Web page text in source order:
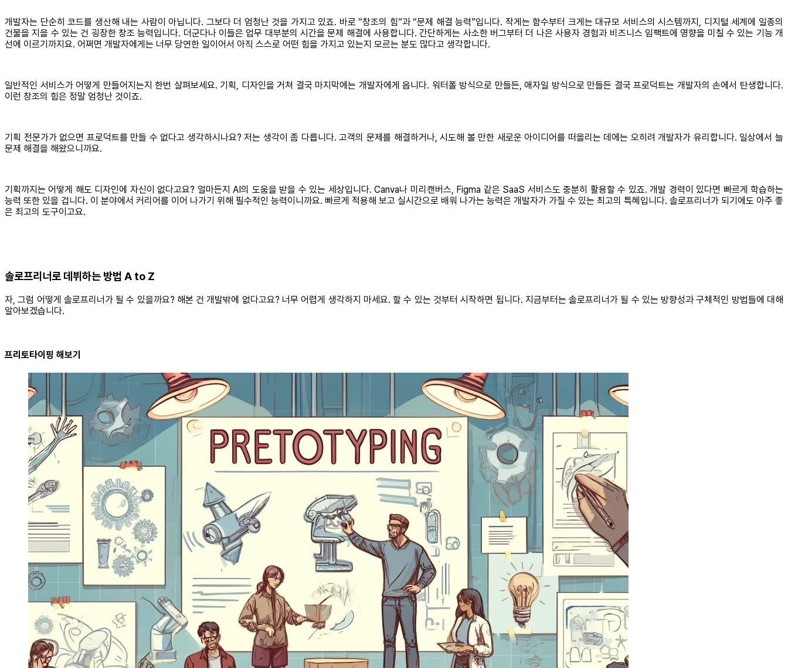
개발자는 단순히 코드를 생산해 내는 사람이 아닙니다. 그보다 더 엄청난 것을 가지고 있죠. 바로 “창조의 힘”과 “문제 해결 능력”입니다. 작게는 함수부터 크게는 대규모 서비스의 시스템까지, 디지털 세계에 일종의
건물을 지을 수 있는 건 굉장한 창조 능력입니다. 더군다나 이들은 업무 대부분의 시간을 문제 해결에 사용합니다. 간단하게는 사소한 버그부터 더 나은 사용자 경험과 비즈니스 임팩트에 영향을 미칠 수 있는 기능 개
선에 이르기까지요. 어쩌면 개발자에게는 너무 당연한 일이어서 아직 스스로 어떤 힘을 가지고 있는지 모르는 분도 많다고 생각합니다.
일반적인 서비스가 어떻게 만들어지는지 한번 살펴보세요. 기획, 디자인을 거쳐 결국 마지막에는 개발자에게 옵니다. 워터폴 방식으로 만들든, 애자일 방식으로 만들든 결국 프로덕트는 개발자의 손에서 탄생합니다.
이런 창조의 힘은 정말 엄청난 것이죠.
기획 전문가가 없으면 프로덕트를 만들 수 없다고 생각하시나요? 저는 생각이 좀 다릅니다. 고객의 문제를 해결하거나, 시도해 볼 만한 새로운 아이디어를 떠올리는 데에는 오히려 개발자가 유리합니다. 일상에서 늘
문제 해결을 해왔으니까요.
기획까지는 어떻게 해도 디자인에 자신이 없다고요? 얼마든지 AI의 도움을 받을 수 있는 세상입니다. Canva나 미리캔버스, Figma 같은 SaaS 서비스도 충분히 활용할 수 있죠. 개발 경력이 있다면 빠르게 학습하는
능력 또한 있을 겁니다. 이 분야에서 커리어를 이어 나가기 위해 필수적인 능력이니까요. 빠르게 적용해 보고 실시간으로 배워 나가는 능력은 개발자가 가질 수 있는 최고의 특혜입니다. 솔로프리너가 되기에도 아주 좋
은 최고의 도구이고요.
솔로프리너로 데뷔하는 방법 A to Z
자, 그럼 어떻게 솔로프리너가 될 수 있을까요? 해본 건 개발밖에 없다고요? 너무 어렵게 생각하지 마세요. 할 수 있는 것부터 시작하면 됩니다. 지금부터는 솔로프리너가 될 수 있는 방향성과 구체적인 방법들에 대해
알아보겠습니다.
프리토타이핑 해보기